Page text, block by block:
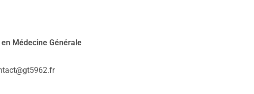
Médecine Générale